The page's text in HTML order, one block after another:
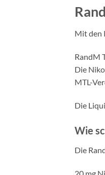
Mit den
RandM
Die
MTL-
Die
Wie
Die
20 mg